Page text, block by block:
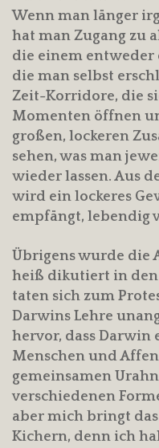
Wenn man länger
hat man Zugang zu
die einem entweder
die man selbst
Zeit-Korridore, die
Momenten öffnen
großen, lockeren
sehen, was man
wieder lassen. Aus
wird ein lockeres
empfängt, lebendig
Übrigens wurde die
heiß dikutiert in
taten sich zum
Darwins Lehre
hervor, dass
Menschen und
gemeinsamen
verschiedenen
aber mich bringt
Kichern, denn ich